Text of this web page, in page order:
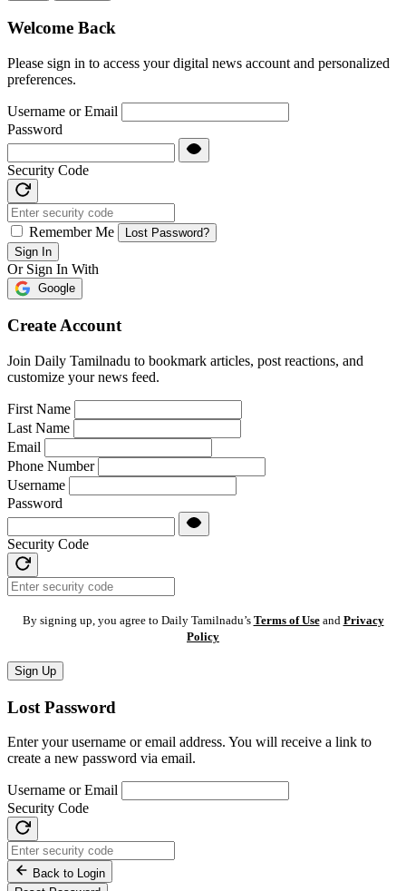
Welcome Back
Please sign in to access your digital news account and personalized
preferences.
Username or Email
Password
Security Code
Remember Me
Lost Password?
Sign In
Or Sign In With
Google
Create Account
Join Daily Tamilnadu to bookmark articles, post reactions, and
customize your news feed.
First Name
Last Name
Email
Phone Number
Username
Password
Security Code
By signing up, you agree to Daily Tamilnadu’s Terms of Useand Privacy
Policy
Sign Up
Lost Password
Enter your username or email address. You will receive a link to
create a new password via email.
Username or Email
Security Code
Back to Login